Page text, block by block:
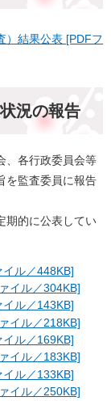
）結果公表 [PDFフ
況の報告
、各行政委員会等
を監査委員に報告
期的に公表してい
ル／448KB]
イル／304KB]
ル／143KB]
イル／218KB]
ル／169KB]
イル／183KB]
ル／133KB]
イル／250KB]